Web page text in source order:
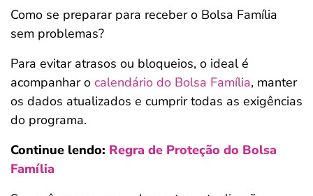
Como se preparar para receber o Bolsa Família
sem problemas?
Para evitar atrasos ou bloqueios, o ideal é
acompanhar o calendário do Bolsa Família, manter
os dados atualizados e cumprir todas as exigências
do programa.
Continue lendo: Regra de Proteção do Bolsa
Família